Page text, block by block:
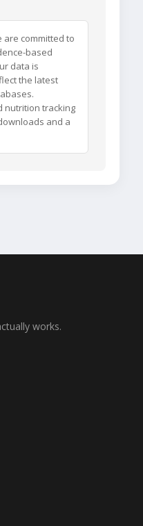
are committed to
based
data is
the latest
nutrition tracking
and a
works.